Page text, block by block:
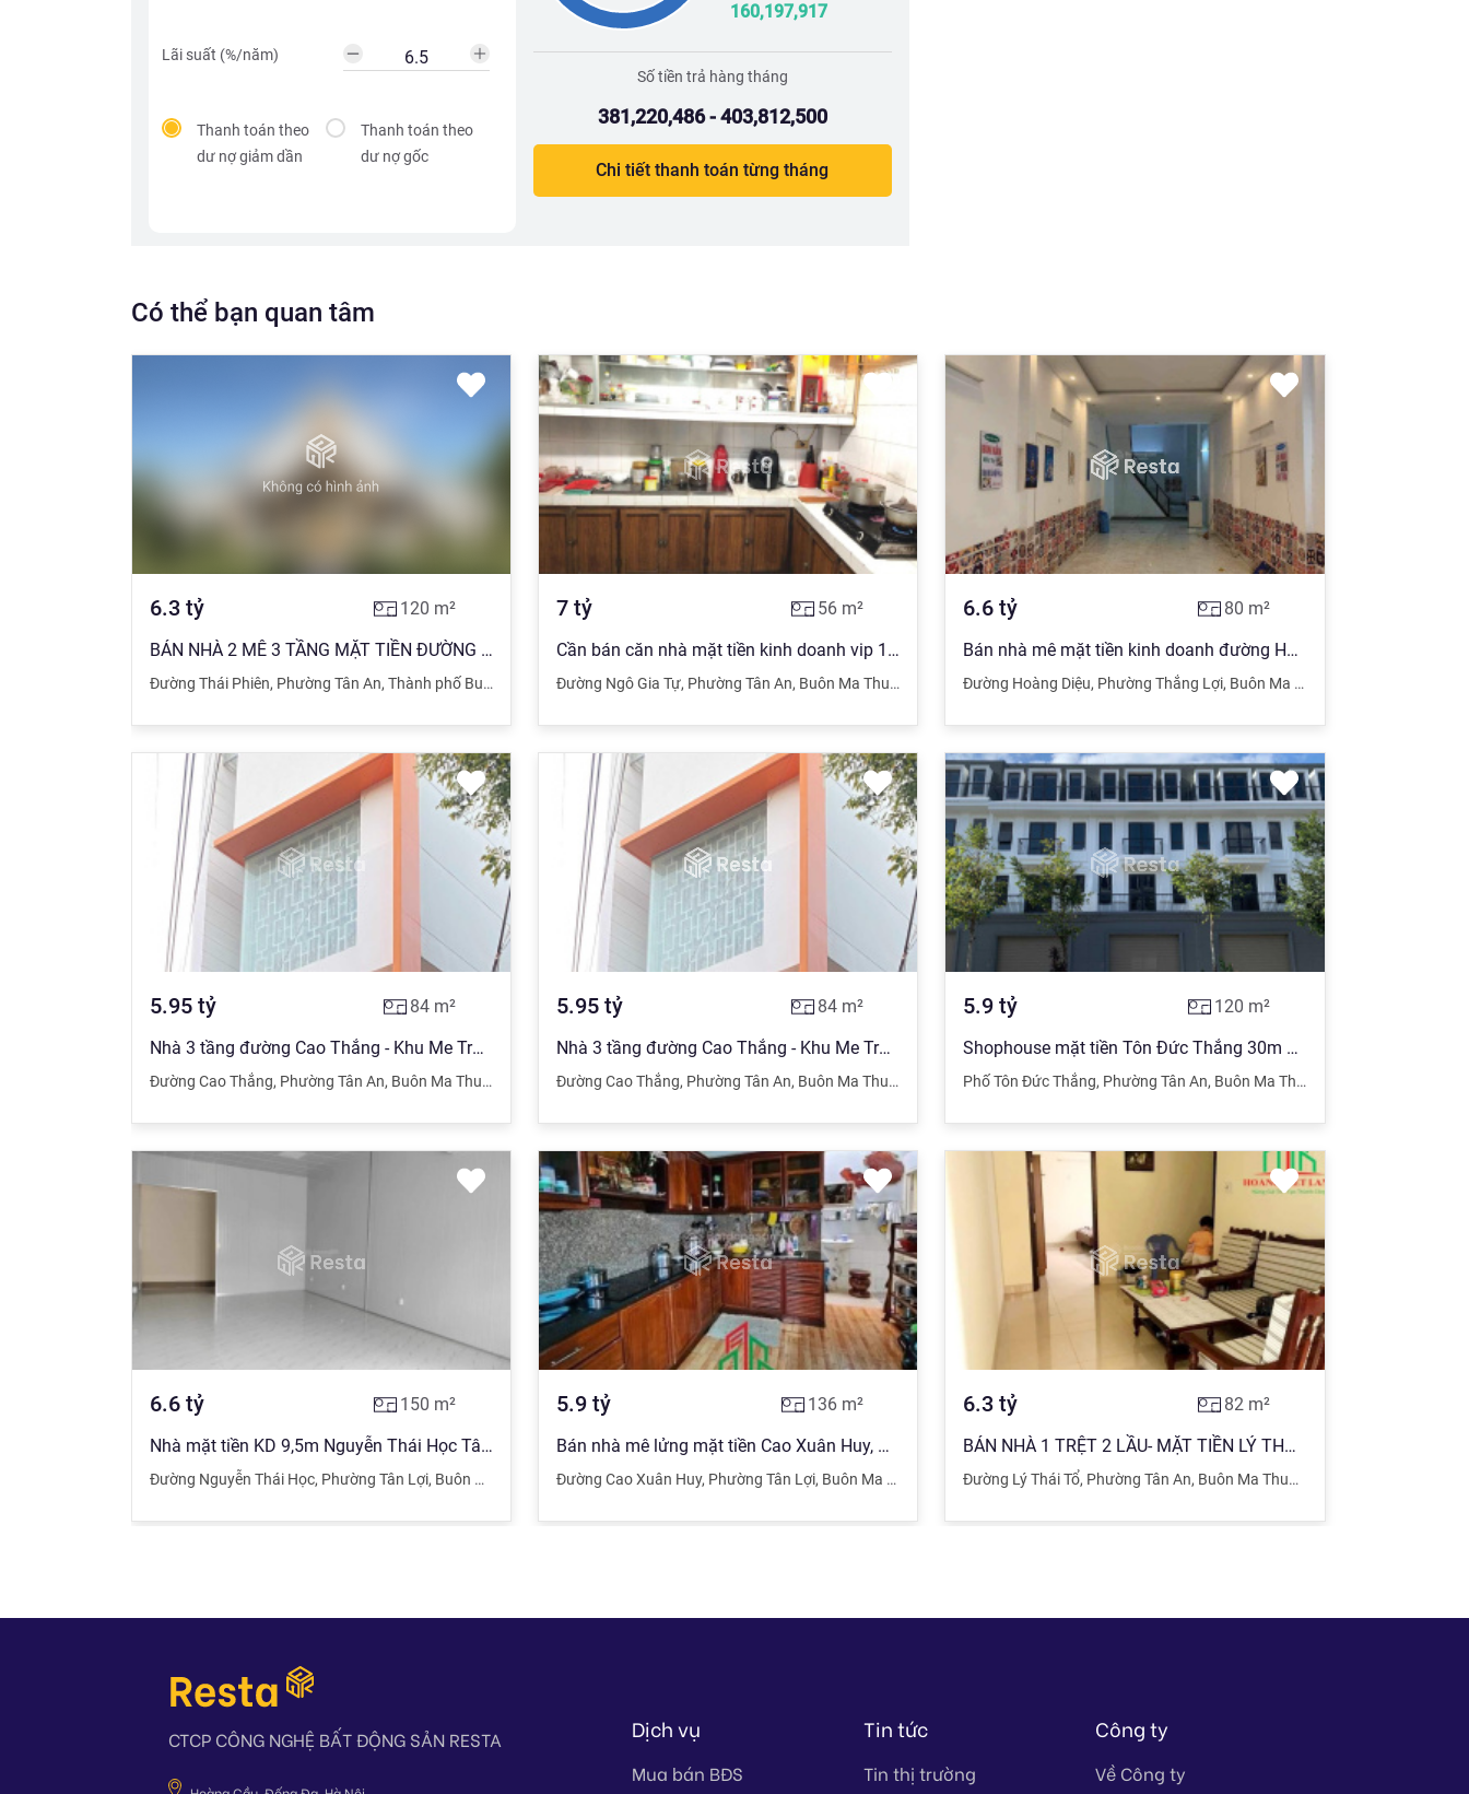
Lãi suất (%/năm)
Thanh toán theo
dư nợ giảm dần
Thanh toán theo
dư nợ gốc
160,197,917
Số tiền trả hàng tháng
381,220,486 - 403,812,500
Chi tiết thanh toán từng tháng
Có thể bạn quan tâm
6.3 tỷ 120 m²
BÁN NHÀ 2 MÊ 3 TẦNG MẶT TIỀN ĐƯỜNG THÁI PHIÊN KHU MÊ TRÔ
Đường Thái Phiên, Phường Tân An, Thành phố Buôn Ma Thuột ,Đắk Lắk
7 tỷ 56m²
Cần bán căn nhà mặt tiền kinh doanh vip 1 trệt 2 lầu đường Ngô Gia Tự - vị trí đắc địa
Đường Ngô Gia Tự, Phường Tân An, Buôn Ma Thuột Đắk Lắk
6.6 tỷ 80 m²
Bán nhà mê mặt tiền kinh doanh đường Hoàng Diệu, Buôn Ma Thuột, 4x20m. TC 100%, giá chỉ có 6 tỷ 6
Đường Hoàng Diệu, Phường Thắng Lợi, Buôn Ma Thuột
5.95 tỷ 84 m²
Nhà 3 tầng đường Cao Thắng - Khu Me Tro - Tân An. Giá 5 tỷ 950 tr
Đường Cao Thắng, Phường Tân An, Buôn Ma Thuột Đắk Lắk
5.95 tỷ 84m²
Nhà 3 tầng đường Cao Thắng - Khu Me Tro - Tân An. Giá 5 tỷ 950 tr
Đường Cao Thắng, Phường Tân An, Buôn Ma Thuột Đắk Lắk
5.9 tỷ 120 m²
Shophouse mặt tiền Tôn Đức Thắng 30m giá 5,9x tỷ sắp có sổ hồng. LH 0947 218 ***
Phố Tôn Đức Thắng, Phường Tân An, Buôn Ma Thuột
6.6 tỷ 150 m²
Nhà mặt tiền KD 9,5m Nguyễn Thái Học Tân Lợi 6.6 tỷ
Đường Nguyễn Thái Học, Phường Tân Lợi, Buôn Ma Thuột Đắk Lắk
5.9 tỷ 136m²
Bán nhà mê lửng mặt tiền Cao Xuân Huy, đường nối giữa Trần Nhật Duật và Trần Khánh Dư. Giá: 5,9tỷ
Đường Cao Xuân Huy, Phường Tân Lợi, Buôn Ma Thuột Đắk Lắk
6.3 tỷ 82m²
BÁN NHÀ 1 TRỆT 2 LẦU- MẶT TIỀN LÝ THÁI TỔ - VỊ TRÍ ĐẮC ĐỊA - GIÁ: 6,3TỶ
Đường Lý Thái Tổ, Phường Tân An, Buôn Ma Thuột
CTCP CÔNG NGHỆ BẤT ĐỘNG SẢN RESTA Dịch vụ
Mua bán BĐS
Tin tức
Tin thị trường
Công ty
Về Công ty